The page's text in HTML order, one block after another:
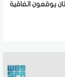
يوقعون اتفاقية